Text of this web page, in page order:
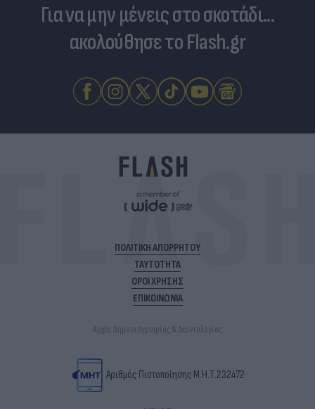
Για να μην μένεις στο σκοτάδι...
ακολούθησε το Flash.gr
ΠΟΛΙΤΙΚΗ ΑΠΟΡΡΗΤΟΥ
ΤΑΥΤΟΤΗΤΑ
ΟΡΟΙ ΧΡΗΣΗΣ
ΕΠΙΚΟΙΝΩΝΙΑ
Αρχές Δημοσιογραφίας & Δεοντολογίας
Αριθμός Πιστοποίησης Μ.Η.Τ.232472